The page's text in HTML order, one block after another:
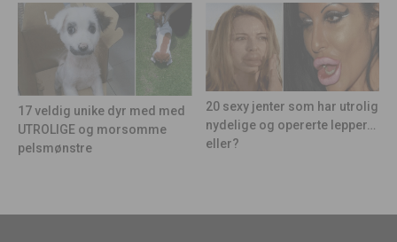
17 veldig unike dyr med med
UTROLIGE og morsomme
pelsmønstre
20 sexy jenter som har utrolig
nydelige og opererte lepper…
eller?